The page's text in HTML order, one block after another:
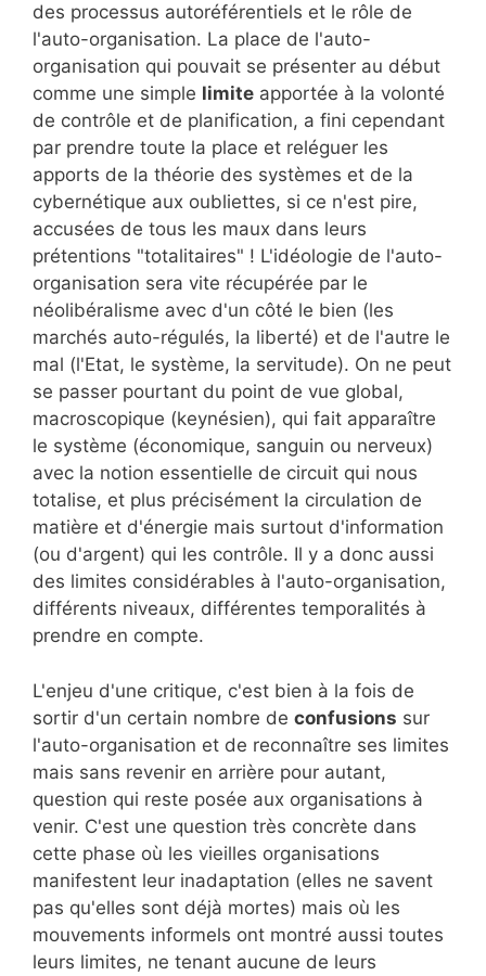
des processus autoréférentiels et le rôle de
l'auto-organisation. La place de l'auto-
organisation qui pouvait se présenter au début
comme une simple limite apportée à la volonté
de contrôle et de planification, a fini cependant
par prendre toute la place et reléguer les
apports de la théorie des systèmes et de la
cybernétique aux oubliettes, si ce n'est pire,
accusées de tous les maux dans leurs
prétentions "totalitaires" ! L'idéologie de l'auto-
organisation sera vite récupérée par le
néolibéralisme avec d'un côté le bien (les
marchés auto-régulés, la liberté) et de l'autre le
mal (l'Etat, le système, la servitude). On ne peut
se passer pourtant du point de vue global,
macroscopique (keynésien), qui fait apparaître
le système (économique, sanguin ou nerveux)
avec la notion essentielle de circuit qui nous
totalise, et plus précisément la circulation de
matière et d'énergie mais surtout d'information
(ou d'argent) qui les contrôle. Il y a donc aussi
des limites considérables à l'auto-organisation,
différents niveaux, différentes temporalités à
prendre en compte.
L'enjeu d'une critique, c'est bien à la fois de
sortir d'un certain nombre de confusions sur
l'auto-organisation et de reconnaître ses limites
mais sans revenir en arrière pour autant,
question qui reste posée aux organisations à
venir. C'est une question très concrète dans
cette phase où les vieilles organisations
manifestent leur inadaptation (elles ne savent
pas qu'elles sont déjà mortes) mais où les
mouvements informels ont montré aussi toutes
leurs limites, ne tenant aucune de leurs